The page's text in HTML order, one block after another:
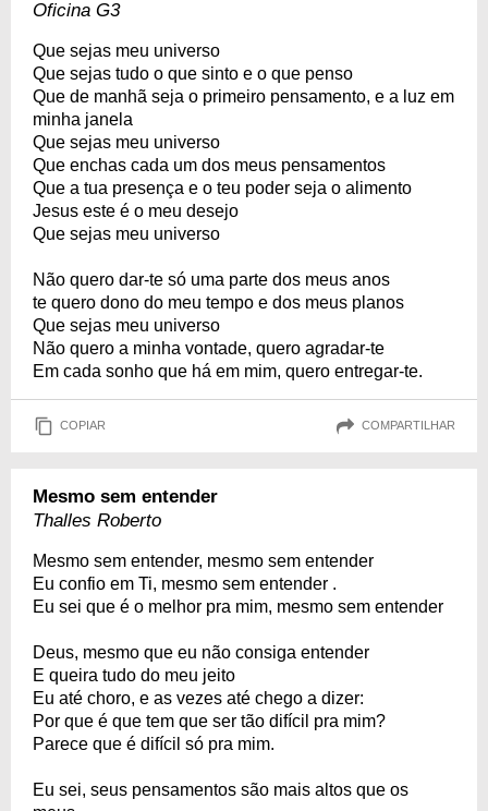
Oficina G3
Que sejas meu universo
Que sejas tudo o que sinto e o que penso
Que de manhã seja o primeiro pensamento, e a luz em
minha janela
Que sejas meu universo
Que enchas cada um dos meus pensamentos
Que a tua presença e o teu poder seja o alimento
Jesus este é o meu desejo
Que sejas meu universo
Não quero dar-te só uma parte dos meus anos
te quero dono do meu tempo e dos meus planos
Que sejas meu universo
Não quero a minha vontade, quero agradar-te
Em cada sonho que há em mim, quero entregar-te.
COPIAR COMPARTILHAR
Mesmo sem entender
Thalles Roberto
Mesmo sem entender, mesmo sem entender
Eu confio em Ti, mesmo sem entender .
Eu sei que é o melhor pra mim, mesmo sem entender
Deus, mesmo que eu não consiga entender
E queira tudo do meu jeito
Eu até choro, e as vezes até chego a dizer:
Por que é que tem que ser tão difícil pra mim?
Parece que é difícil só pra mim.
Eu sei, seus pensamentos são mais altos que os